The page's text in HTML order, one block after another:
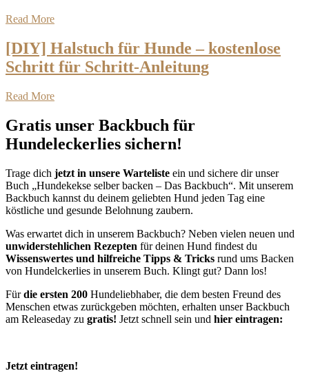
Read More
[DIY] Halstuch für Hunde – kostenlose
Schritt für Schritt-Anleitung
Read More
Gratis unser Backbuch für
Hundeleckerlies sichern!
Trage dich jetzt in unsere Warteliste ein und sichere dir unser
Buch „Hundekekse selber backen – Das Backbuch“. Mit unserem
Backbuch kannst du deinem geliebten Hund jeden Tag eine
köstliche und gesunde Belohnung zaubern.
Was erwartet dich in unserem Backbuch? Neben vielen neuen und
unwiderstehlichen Rezepten für deinen Hund findest du
Wissenswertes und hilfreiche Tipps & Tricks rund ums Backen
von Hundelckerlies in unserem Buch. Klingt gut? Dann los!
Fürdie ersten 200 Hundeliebhaber, die dem besten Freund des
Menschen etwas zurückgeben möchten, erhalten unser Backbuch
am Releaseday zu gratis! Jetzt schnell sein und hier eintragen:
Jetzt eintragen!